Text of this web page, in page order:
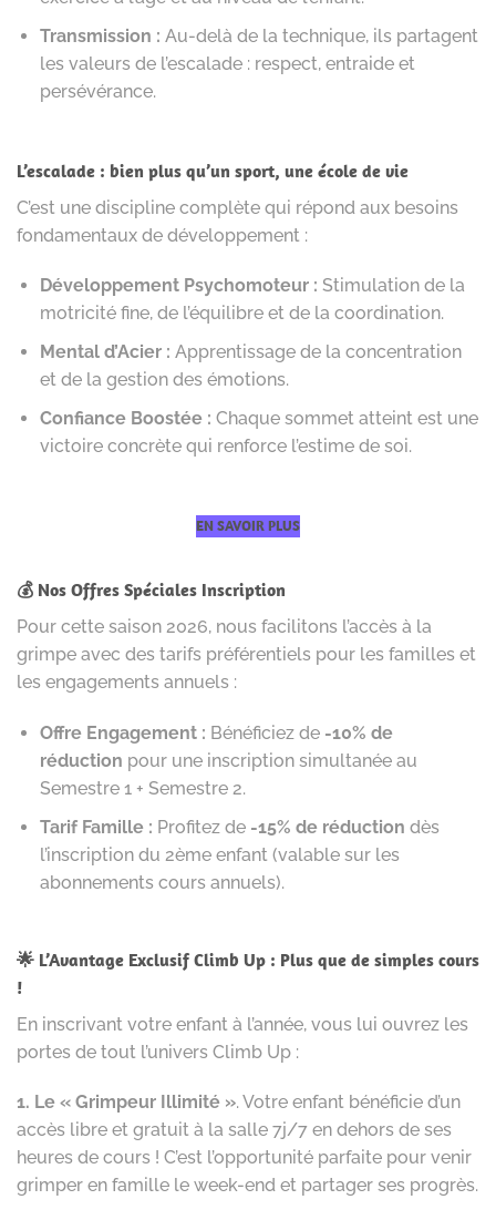
Transmission : Au-delà de la technique, ils partagent
les valeurs de l’escalade : respect, entraide et
persévérance.
L’escalade : bien plus qu’un sport, une école de vie
C’est une discipline complète qui répond aux besoins
fondamentaux de développement :
Développement Psychomoteur : Stimulation de la
motricité fine, de l’équilibre et de la coordination.
Mental d’Acier : Apprentissage de la concentration
et de la gestion des émotions.
Confiance Boostée : Chaque sommet atteint est une
victoire concrète qui renforce l’estime de soi.
EN SAVOIR PLUS
💰 Nos Offres Spéciales Inscription
Pour cette saison 2026, nous facilitons l’accès à la
grimpe avec des tarifs préférentiels pour les familles et
les engagements annuels :
Offre Engagement : Bénéficiez de -10% de
réduction pour une inscription simultanée au
Semestre 1 + Semestre 2.
Tarif Famille : Profitez de -15% de réduction dès
l’inscription du 2ème enfant (valable sur les
abonnements cours annuels).
🌟 L’Avantage Exclusif Climb Up : Plus que de simples cours
!
En inscrivant votre enfant à l’année, vous lui ouvrez les
portes de tout l’univers Climb Up :
1. Le « Grimpeur Illimité ». Votre enfant bénéficie d’un
accès libre et gratuit à la salle 7j/7 en dehors de ses
heures de cours ! C’est l’opportunité parfaite pour venir
grimper en famille le week-end et partager ses progrès.